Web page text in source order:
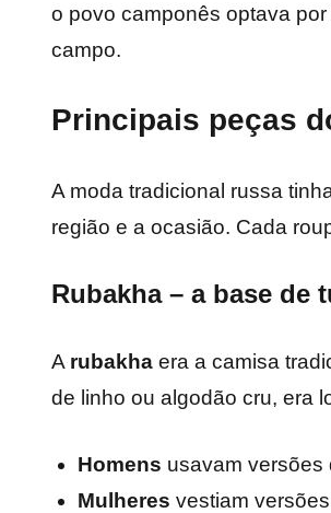
o povo camponês optava
campo.
Principais peças
A moda tradicional russa
região e a ocasião. Cada
Rubakha – a base de
A rubakha era a camisa
de linho ou algodão cru, era
Homens usavam versões
Mulheres vestiam